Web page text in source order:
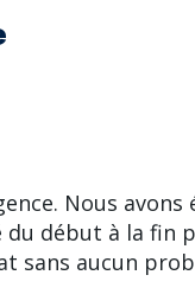
Nous avons
du début à la fin
sans aucun